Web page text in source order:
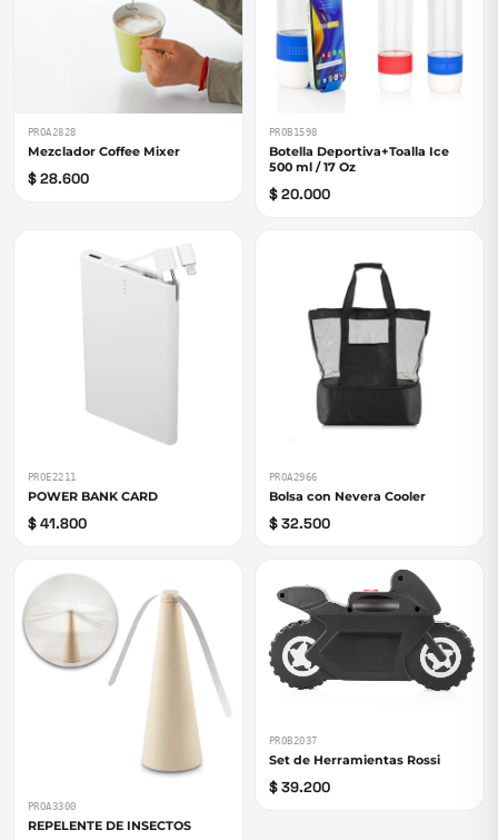
PROA2828
Mezclador Coffee Mixer
$ 28.600
PROB1598
Botella Deportiva+Toalla Ice
500 ml / 17 Oz
$ 20.000
PROE2211
POWER BANK CARD
$ 41.800
PROA2966
Bolsa con Nevera Cooler
$ 32.500
PROA3300
REPELENTE DE INSECTOS
PROB2037
Set de Herramientas Rossi
$ 39.200